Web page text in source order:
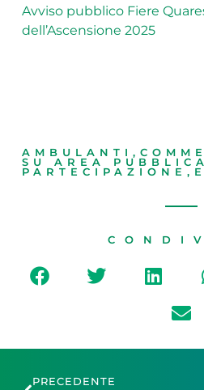
Avviso pubblico Fiere
dell’Ascensione 2025
AMBULANTI ,
SU AREA PUBBLICA
PARTECIPAZIONE ,
PRECEDENTE